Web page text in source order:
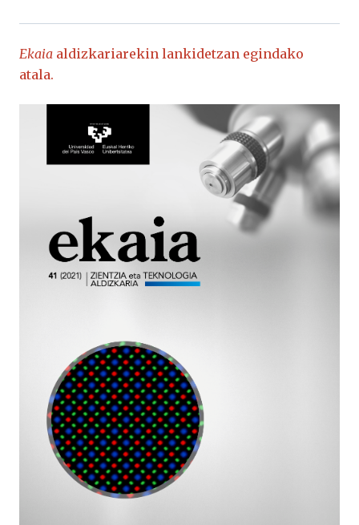
Ekaia aldizkariarekin lankidetzan egindako
atala.